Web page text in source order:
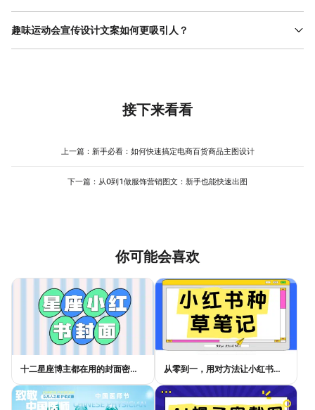
景。打开美图设计室模板库，搜索“趣味运动会宣传设计”，可通过
配色调整无需专业色彩知识，可通过“系统推荐+微调”完成。在美图
设计室右侧工具栏点击“颜色”，能看到“运动活力”“亲子温馨”“团队竞
色”选择新色，系统会自动应用到同类元素，避免逐个修改的耗时操
趣味运动会宣传设计文案如何更吸引人？
文案需突出“参与感”和“获得感”，避免抽象描述。例如，原模板文案
信息（时间、地点、报名方式）需单独成行，用加粗或不同颜色标
注，但全图不超过2处重点。若文案较长，可拆分为“主标题+副标题
校操场”，活动亮点“3大趣味项目｜50组家庭限额｜免费报名”，确
接下来看看
上一篇： 新手必看：如何快速搞定电商百货商品主图设计
下一篇： 从0到1做服饰营销图文：新手也能快速出图
你可能会喜欢
十二星座博主都在用的封面密码，星座小红书封面标题这样写才吸睛 从零到一，用对方法让小红书种草笔记的流量自己找上门